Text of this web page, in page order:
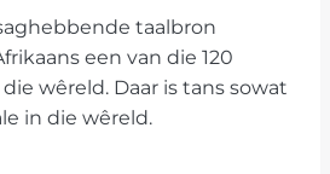
taalbron
een van die 120
wêreld. Daar is tans sowat
in die wêreld.